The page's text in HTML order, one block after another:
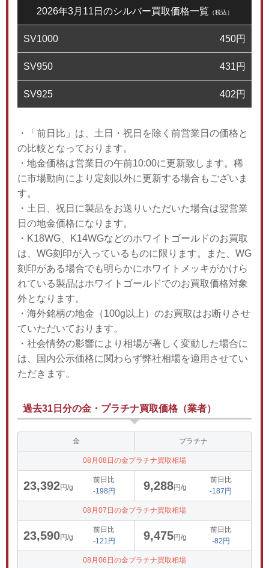
2026年3月11日のシルバー買取価格一覧 （税込）
SV1000 450円
SV950 431円
SV925 402円
・「前日比」は、土日・祝日を除く前営業日の価格と
の比較となっております。
・地金価格は営業日の午前10:00に更新致します。稀
に市場動向により定刻以外に更新する場合もございま
す。
・土日、祝日に製品をお送りいただいた場合は翌営業
日の地金価格になります。
・K18WG、K14WGなどのホワイトゴールドのお買取
は、WG刻印が入っているものに限ります。また、WG
刻印がある場合でも明らかにホワイトメッキがかけら
れている製品はホワイトゴールドでのお買取価格対象
外となります。
・海外銘柄の地金（100g以上）のお買取はお断りさせ
ていただいております。
・社会情勢の影響により相場が著しく変動した場合に
は、国内公示価格に関わらず弊社相場を適用させてい
ただきます。
過去31日分の金・プラチナ買取価格（業者）
金 プラチナ
08月08日の金プラチナ買取相場
23,392円/g
前日比
-198円
9,288円/g
前日比
-187円
08月07日の金プラチナ買取相場
23,590円/g
前日比
-121円
9,475円/g
前日比
-82円
08月06日の金プラチナ買取相場